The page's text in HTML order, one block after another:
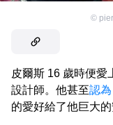
©
皮爾斯 16 歲時便愛
設計師。他甚至認為
的愛好給了他巨大的